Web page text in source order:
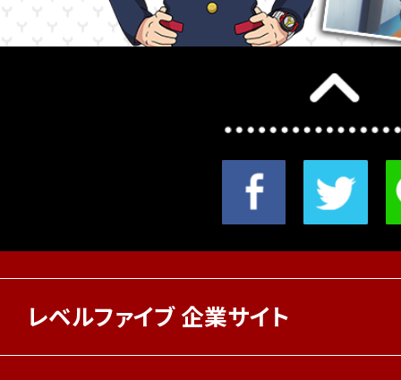
レベルファイブ 企業サイト